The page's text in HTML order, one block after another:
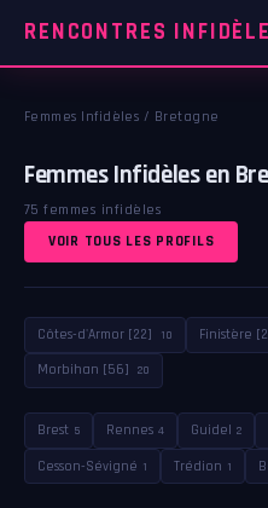
RENCONTRES
Femmes Infidèles / Bretagne
Femmes Infidèles en
75 femmes infidèles
VOIR TOUS LES PROFILS
Côtes-d'Armor [22] 10 Finistère
Morbihan [56] 20
Brest 5 Rennes 4 Guidel 2
Cesson-Sévigné 1 Trédion 1